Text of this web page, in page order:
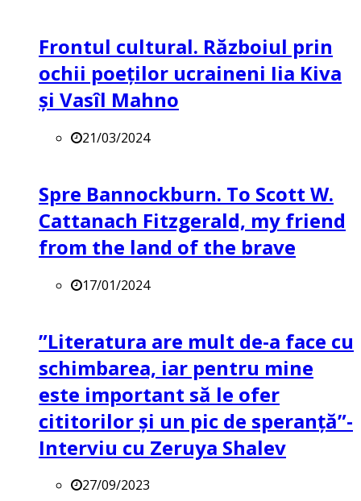
Frontul cultural. Războiul prin
ochii poeților ucraineni Iia Kiva
și Vasîl Mahno
21/03/2024
Spre Bannockburn. To Scott W.
Cattanach Fitzgerald, my friend
from the land of the brave
17/01/2024
”Literatura are mult de-a face cu
schimbarea, iar pentru mine
este important să le ofer
cititorilor și un pic de speranță”-
Interviu cu Zeruya Shalev
27/09/2023